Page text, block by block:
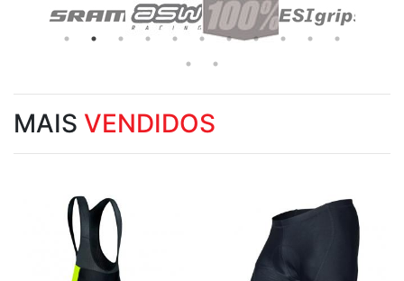
MAIS VENDIDOS